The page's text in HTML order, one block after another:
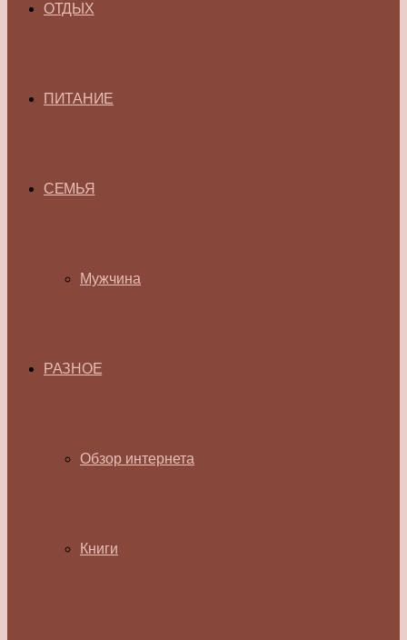
ОТДЫХ
ПИТАНИЕ
СЕМЬЯ
Мужчина
РАЗНОЕ
Обзор интернета
Книги